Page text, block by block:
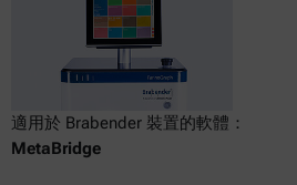
適用於 Brabender 裝置的軟體：
MetaBridge